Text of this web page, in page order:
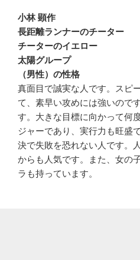
小林 顕作
長距離ランナーのチーター
チーターのイエロー
太陽グループ
（男性）の性格
真面目で誠実な人です。スピ
て、素早い攻めには強いので
す。大きな目標に向かって何
ジャーであり、実行力も旺盛
決で失敗を恐れない人です。
からも人気です。また、女の
ラも持っています。